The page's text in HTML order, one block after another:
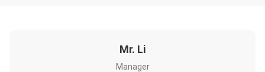
Mr. Li
Manager